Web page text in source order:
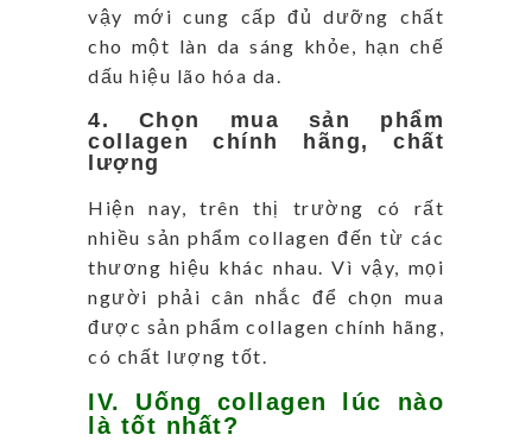
vậy mới cung cấp đủ dưỡng chất
cho một làn da sáng khỏe, hạn chế
dấu hiệu lão hóa da.
4. Chọn mua sản phẩm
collagen chính hãng, chất
lượng
Hiện nay, trên thị trường có rất
nhiều sản phẩm collagen đến từ các
thương hiệu khác nhau. Vì vậy, mọi
người phải cân nhắc để chọn mua
được sản phẩm collagen chính hãng,
có chất lượng tốt.
IV. Uống collagen lúc nào
là tốt nhất?